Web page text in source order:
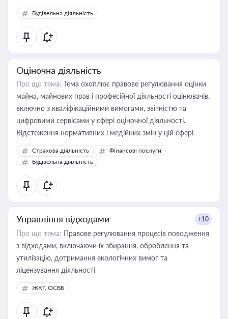
Будівельна діяльність
Оціночна діяльність
Про що тема: Тема охоплює правове регулювання оцінки
майна, майнових прав і професійної діяльності оцінювачів,
включно з кваліфікаційними вимогами, звітністю та
цифровими сервісами у сфері оціночної діяльності.
Відстеження нормативних і медійних змін у цій сфері
корисне для власника бізнесу, керівника, юриста або
бухгалтера під час оподаткування, приватизації, оренди
державного майна, корпоративних угод і перевірки
статусу суб'єктів оціночної діяльності
Страхова діяльність
Фінансові послуги
Будівельна діяльність
Управління відходами +10
Про що тема: Правове регулювання процесів поводження
з відходами, включаючи їх збирання, оброблення та
утилізацію, дотримання екологічних вимог та
ліцензування діяльності
ЖКГ, ОСББ